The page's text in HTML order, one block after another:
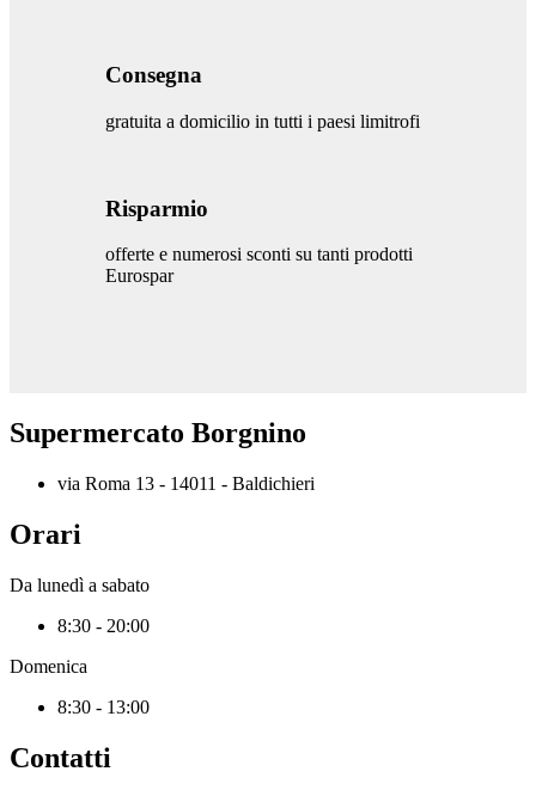
Consegna
gratuita a domicilio in tutti i paesi limitrofi
Risparmio
offerte e numerosi sconti su tanti prodotti
Eurospar
Supermercato Borgnino
via Roma 13 - 14011 - Baldichieri
Orari
Da lunedì a sabato
8:30 - 20:00
Domenica
8:30 - 13:00
Contatti